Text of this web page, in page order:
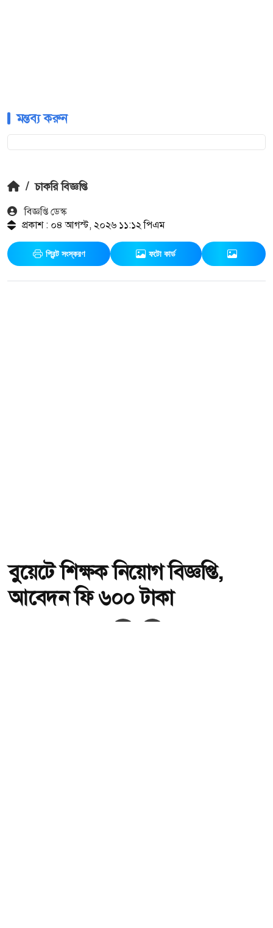
মন্তব্য করুন
/ চাকরি বিজ্ঞপ্তি
বিজ্ঞপ্তি ডেস্ক
প্রকাশ : ০৪ আগস্ট, ২০২৬ ১১:১২ পিএম
প্রিন্ট সংস্করণ ফটো কার্ড
বুয়েটে শিক্ষক নিয়োগ বিজ্ঞপ্তি,
আবেদন ফি ৬০০ টাকা